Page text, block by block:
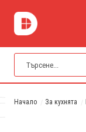
Начало За кухнята